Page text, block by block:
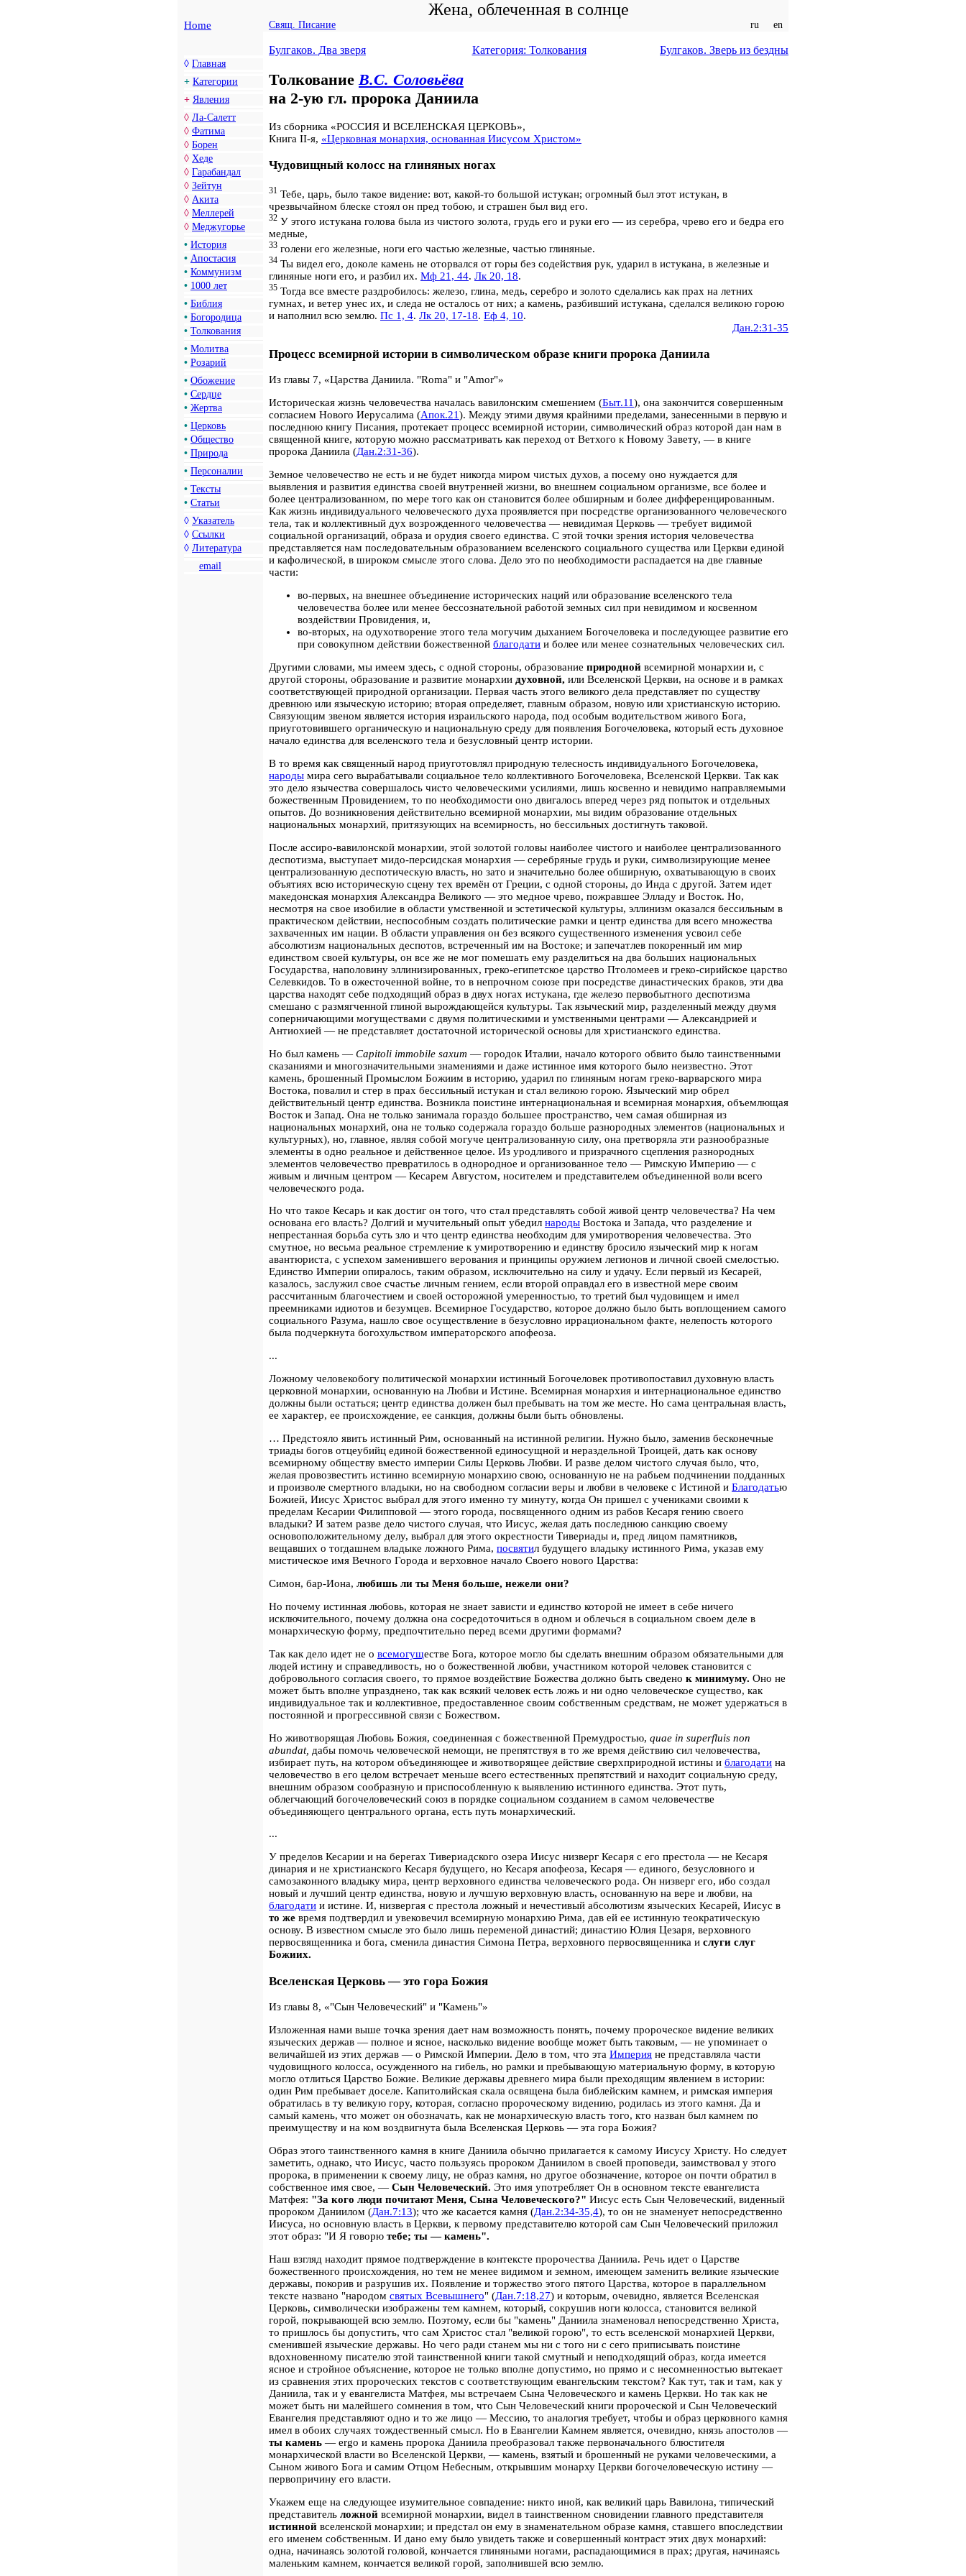
Жена, облеченная в солнце
Home Свящ. Писание ru en
◊ Главная
+ Категории
+ Явления
◊ Ла-Салетт
◊ Фатима
◊ Борен
◊ Хеде
◊ Гарабандал
◊ Зейтун
◊ Акита
◊ Меллерей
◊ Меджугорье
• История
• Апостасия
• Коммунизм
• 1000 лет
• Библия
• Богородица
• Толкования
• Молитва
• Розарий
• Обожение
• Сердце
• Жертва
• Церковь
• Общество
• Природа
• Персоналии
• Тексты
• Статьи
◊ Указатель
◊ Ссылки
◊ Литература
email
Булгаков. Два зверя Категория: Толкования Булгаков. Зверь из бездны
Толкование В.С. Соловьёва
на 2-ую гл. пророка Даниила
Из сборника «РОССИЯ И ВСЕЛЕНСКАЯ ЦЕРКОВЬ»,
Книга II-я, «Церковная монархия, основанная Иисусом Христом»
Чудовищный колосс на глиняных ногах
31 Тебе, царь, было такое видение: вот, какой-то большой истукан; огромный был этот истукан, в
чрезвычайном блеске стоял он пред тобою, и страшен был вид его.
32 У этого истукана голова была из чистого золота, грудь его и руки его — из серебра, чрево его и бедра его
медные,
33 голени его железные, ноги его частью железные, частью глиняные.
34 Ты видел его, доколе камень не оторвался от горы без содействия рук, ударил в истукана, в железные и
глиняные ноги его, и разбил их. Мф 21, 44. Лк 20, 18.
35 Тогда все вместе раздробилось: железо, глина, медь, серебро и золото сделались как прах на летних
гумнах, и ветер унес их, и следа не осталось от них; а камень, разбивший истукана, сделался великою горою
и наполнил всю землю. Пс 1, 4. Лк 20, 17-18. Еф 4, 10.
Дан.2:31-35
Процесс всемирной истории в символическом образе книги пророка Даниила
Из главы 7, «Царства Даниила. "Roma" и "Amor"»
Историческая жизнь человечества началась вавилонским смешением (Быт.11), она закончится совершенным
согласием Нового Иерусалима (Апок.21). Между этими двумя крайними пределами, занесенными в первую и
последнюю книгу Писания, протекает процесс всемирной истории, символический образ которой дан нам в
священной книге, которую можно рассматривать как переход от Ветхого к Новому Завету, — в книге
пророка Даниила (Дан.2:31-36).
Земное человечество не есть и не будет никогда миром чистых духов, а посему оно нуждается для
выявления и развития единства своей внутренней жизни, во внешнем социальном организме, все более и
более централизованном, по мере того как он становится более обширным и более дифференцированным.
Как жизнь индивидуального человеческого духа проявляется при посредстве организованного человеческого
тела, так и коллективный дух возрожденного человечества — невидимая Церковь — требует видимой
социальной организаций, образа и орудия своего единства. С этой точки зрения история человечества
представляется нам последовательным образованием вселенского социального существа или Церкви единой
и кафолической, в широком смысле этого слова. Дело это по необходимости распадается на две главные
части:
во-первых, на внешнее объединение исторических наций или образование вселенского тела
человечества более или менее бессознательной работой земных сил при невидимом и косвенном
воздействии Провидения, и,
во-вторых, на одухотворение этого тела могучим дыханием Богочеловека и последующее развитие его
при совокупном действии божественной благодати и более или менее сознательных человеческих сил.
Другими словами, мы имеем здесь, с одной стороны, образование природной всемирной монархии и, с
другой стороны, образование и развитие монархии духовной, или Вселенской Церкви, на основе и в рамках
соответствующей природной организации. Первая часть этого великого дела представляет по существу
древнюю или языческую историю; вторая определяет, главным образом, новую или христианскую историю.
Связующим звеном является история израильского народа, под особым водительством живого Бога,
приуготовившего органическую и национальную среду для появления Богочеловека, который есть духовное
начало единства для вселенского тела и безусловный центр истории.
В то время как священный народ приуготовлял природную телесность индивидуального Богочеловека,
народы мира сего вырабатывали социальное тело коллективного Богочеловека, Вселенской Церкви. Так как
это дело язычества совершалось чисто человеческими усилиями, лишь косвенно и невидимо направляемыми
божественным Провидением, то по необходимости оно двигалось вперед через ряд попыток и отдельных
опытов. До возникновения действительно всемирной монархии, мы видим образование отдельных
национальных монархий, притязующих на всемирность, но бессильных достигнуть таковой.
После ассиро-вавилонской монархии, этой золотой головы наиболее чистого и наиболее централизованного
деспотизма, выступает мидо-персидская монархия — серебряные грудь и руки, символизирующие менее
централизованную деспотическую власть, но зато и значительно более обширную, охватывающую в своих
объятиях всю историческую сцену тех времён от Греции, с одной стороны, до Инда с другой. Затем идет
македонская монархия Александра Великого — это медное чрево, пожравшее Элладу и Восток. Но,
несмотря на свое изобилие в области умственной и эстетической культуры, эллинизм оказался бессильным в
практическом действии, неспособным создать политические рамки и центр единства для всего множества
захваченных им нации. В области управления он без всякого существенного изменения усвоил себе
абсолютизм национальных деспотов, встреченный им на Востоке; и запечатлев покоренный им мир
единством своей культуры, он все же не мог помешать ему разделиться на два больших национальных
Государства, наполовину эллинизированных, греко-египетское царство Птоломеев и греко-сирийское царство
Селевкидов. То в ожесточенной войне, то в непрочном союзе при посредстве династических браков, эти два
царства находят себе подходящий образ в двух ногах истукана, где железо первобытного деспотизма
смешано с размягченной глиной вырождающейся культуры. Так языческий мир, разделенный между двумя
соперничающими могуществами с двумя политическими и умственными центрами — Александрией и
Антиохией — не представляет достаточной исторической основы для христианского единства.
Но был камень — Capitoli immobile saxum — городок Италии, начало которого обвито было таинственными
сказаниями и многозначительными знамениями и даже истинное имя которого было неизвестно. Этот
камень, брошенный Промыслом Божиим в историю, ударил по глиняным ногам греко-варварского мира
Востока, повалил и стер в прах бессильный истукан и стал великою горою. Языческий мир обрел
действительный центр единства. Возникла поистине интернациональная и всемирная монархия, объемлющая
Восток и Запад. Она не только занимала гораздо большее пространство, чем самая обширная из
национальных монархий, она не только содержала гораздо больше разнородных элементов (национальных и
культурных), но, главное, являя собой могуче централизованную силу, она претворяла эти разнообразные
элементы в одно реальное и действенное целое. Из уродливого и призрачного сцепления разнородных
элементов человечество превратилось в однородное и организованное тело — Римскую Империю — с
живым и личным центром — Кесарем Августом, носителем и представителем объединенной воли всего
человеческого рода.
Но что такое Кесарь и как достиг он того, что стал представлять собой живой центр человечества? На чем
основана его власть? Долгий и мучительный опыт убедил народы Востока и Запада, что разделение и
непрестанная борьба суть зло и что центр единства необходим для умиротворения человечества. Это
смутное, но весьма реальное стремление к умиротворению и единству бросило языческий мир к ногам
авантюриста, с успехом заменившего верования и принципы оружием легионов и личной своей смелостью.
Единство Империи опиралось, таким образом, исключительно на силу и удачу. Если первый из Кесарей,
казалось, заслужил свое счастье личным гением, если второй оправдал его в известной мере своим
рассчитанным благочестием и своей осторожной умеренностью, то третий был чудовищем и имел
преемниками идиотов и безумцев. Всемирное Государство, которое должно было быть воплощением самого
социального Разума, нашло свое осуществление в безусловно иррациональном факте, нелепость которого
была подчеркнута богохульством императорского апофеоза.
...
Ложному человекобогу политической монархии истинный Богочеловек противопоставил духовную власть
церковной монархии, основанную на Любви и Истине. Всемирная монархия и интернациональное единство
должны были остаться; центр единства должен был пребывать на том же месте. Но сама центральная власть,
ее характер, ее происхождение, ее санкция, должны были быть обновлены.
… Предстояло явить истинный Рим, основанный на истинной религии. Нужно было, заменив бесконечные
триады богов отцеубийц единой божественной единосущной и нераздельной Троицей, дать как основу
всемирному обществу вместо империи Силы Церковь Любви. И разве делом чистого случая было, что,
желая провозвестить истинно всемирную монархию свою, основанную не на рабьем подчинении подданных
и произволе смертного владыки, но на свободном согласии веры и любви в человеке с Истиной и Благодатью
Божией, Иисус Христос выбрал для этого именно ту минуту, когда Он пришел с учениками своими к
пределам Кесарии Филипповой — этого города, посвященного одним из рабов Кесаря гению своего
владыки? И затем разве дело чистого случая, что Иисус, желая дать последнюю санкцию своему
основоположительному делу, выбрал для этого окрестности Тивериады и, пред лицом памятников,
вещавших о тогдашнем владыке ложного Рима, посвятил будущего владыку истинного Рима, указав ему
мистическое имя Вечного Города и верховное начало Своего нового Царства:
Симон, бар-Иона, любишь ли ты Меня больше, нежели они?
Но почему истинная любовь, которая не знает зависти и единство которой не имеет в себе ничего
исключительного, почему должна она сосредоточиться в одном и облечься в социальном своем деле в
монархическую форму, предпочтительно перед всеми другими формами?
Так как дело идет не о всемогуществе Бога, которое могло бы сделать внешним образом обязательными для
людей истину и справедливость, но о божественной любви, участником которой человек становится с
добровольного согласия своего, то прямое воздействие Божества должно быть сведено к минимуму. Оно не
может быть вполне упразднено, так как всякий человек есть ложь и ни одно человеческое существо, как
индивидуальное так и коллективное, предоставленное своим собственным средствам, не может удержаться в
постоянной и прогрессивной связи с Божеством.
Но животворящая Любовь Божия, соединенная с божественной Премудростью, quae in superfluis non
abundat, дабы помочь человеческой немощи, не препятствуя в то же время действию сил человечества,
избирает путь, на котором объединяющее и животворящее действие сверхприродной истины и благодати на
человечество в его целом встречает меньше всего естественных препятствий и находит социальную среду,
внешним образом сообразную и приспособленную к выявлению истинного единства. Этот путь,
облегчающий богочеловеческий союз в порядке социальном созданием в самом человечестве
объединяющего центрального органа, есть путь монархический.
...
У пределов Кесарии и на берегах Тивериадского озера Иисус низверг Кесаря с его престола — не Кесаря
динария и не христианского Кесаря будущего, но Кесаря апофеоза, Кесаря — единого, безусловного и
самозаконного владыку мира, центр верховного единства человеческого рода. Он низверг его, ибо создал
новый и лучший центр единства, новую и лучшую верховную власть, основанную на вере и любви, на
благодати и истине. И, низвергая с престола ложный и нечестивый абсолютизм языческих Кесарей, Иисус в
то же время подтвердил и увековечил всемирную монархию Рима, дав ей ее истинную теократическую
основу. В известном смысле это было лишь переменой династий; династию Юлия Цезаря, верховного
первосвященника и бога, сменила династия Симона Петра, верховного первосвященника и слуги слуг
Божиих.
Вселенская Церковь — это гора Божия
Из главы 8, «"Сын Человеческий" и "Камень"»
Изложенная нами выше точка зрения дает нам возможность понять, почему пророческое видение великих
языческих держав — полное и ясное, насколько видение вообще может быть таковым, — не упоминает о
величайшей из этих держав — о Римской Империи. Дело в том, что эта Империя не представляла части
чудовищного колосса, осужденного на гибель, но рамки и пребывающую материальную форму, в которую
могло отлиться Царство Божие. Великие державы древнего мира были преходящим явлением в истории:
один Рим пребывает доселе. Капитолийская скала освящена была библейским камнем, и римская империя
обратилась в ту великую гору, которая, согласно пророческому видению, родилась из этого камня. Да и
самый камень, что может он обозначать, как не монархическую власть того, кто назван был камнем по
преимуществу и на ком воздвигнута была Вселенская Церковь — эта гора Божия?
Образ этого таинственного камня в книге Даниила обычно прилагается к самому Иисусу Христу. Но следует
заметить, однако, что Иисус, часто пользуясь пророком Даниилом в своей проповеди, заимствовал у этого
пророка, в применении к своему лицу, не образ камня, но другое обозначение, которое он почти обратил в
собственное имя свое, — Сын Человеческий. Это имя употребляет Он в основном тексте евангелиста
Матфея: "За кого люди почитают Меня, Сына Человеческого?" Иисус есть Сын Человеческий, виденный
пророком Даниилом (Дан.7:13); что же касается камня (Дан.2:34-35,4), то он не знаменует непосредственно
Иисуса, но основную власть в Церкви, к первому представителю которой сам Сын Человеческий приложил
этот образ: "И Я говорю тебе; ты — камень".
Наш взгляд находит прямое подтверждение в контексте пророчества Даниила. Речь идет о Царстве
божественного происхождения, но тем не менее видимом и земном, имеющем заменить великие языческие
державы, покорив и разрушив их. Появление и торжество этого пятого Царства, которое в параллельном
тексте названо "народом святых Всевышнего" (Дан.7:18,27) и которым, очевидно, является Вселенская
Церковь, символически изображены тем камнем, который, сокрушив ноги колосса, становится великой
горой, покрывающей всю землю. Поэтому, если бы "камень" Даниила знаменовал непосредственно Христа,
то пришлось бы допустить, что сам Христос стал "великой горою", то есть вселенской монархией Церкви,
сменившей языческие державы. Но чего ради станем мы ни с того ни с сего приписывать поистине
вдохновенному писателю этой таинственной книги такой смутный и неподходящий образ, когда имеется
ясное и стройное объяснение, которое не только вполне допустимо, но прямо и с несомненностью вытекает
из сравнения этих пророческих текстов с соответствующим евангельским текстом? Как тут, так и там, как у
Даниила, так и у евангелиста Матфея, мы встречаем Сына Человеческого и камень Церкви. Но так как не
может быть ни малейшего сомнения в том, что Сын Человеческий книги пророческой и Сын Человеческий
Евангелия представляют одно и то же лицо — Мессию, то аналогия требует, чтобы и образ церковного камня
имел в обоих случаях тождественный смысл. Но в Евангелии Камнем является, очевидно, князь апостолов —
ты камень — ergo и камень пророка Даниила преобразовал также первоначального блюстителя
монархической власти во Вселенской Церкви, — камень, взятый и брошенный не руками человеческими, а
Сыном живого Бога и самим Отцом Небесным, открывшим монарху Церкви богочеловеческую истину —
первопричину его власти.
Укажем еще на следующее изумительное совпадение: никто иной, как великий царь Вавилона, типический
представитель ложной всемирной монархии, видел в таинственном сновидении главного представителя
истинной вселенской монархии; и предстал он ему в знаменательном образе камня, ставшего впоследствии
его именем собственным. И дано ему было увидеть также и совершенный контраст этих двух монархий:
одна, начинаясь золотой головой, кончается глиняными ногами, распадающимися в прах; другая, начинаясь
маленьким камнем, кончается великой горой, заполнившей всю землю.